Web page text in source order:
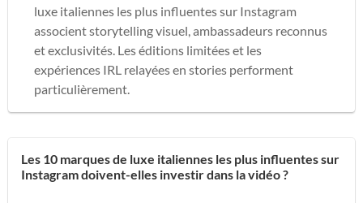
luxe italiennes les plus influentes sur Instagram
associent storytelling visuel, ambassadeurs reconnus
et exclusivités. Les éditions limitées et les
expériences IRL relayées en stories performent
particulièrement.
Les 10 marques de luxe italiennes les plus influentes sur
Instagram doivent-elles investir dans la vidéo ?